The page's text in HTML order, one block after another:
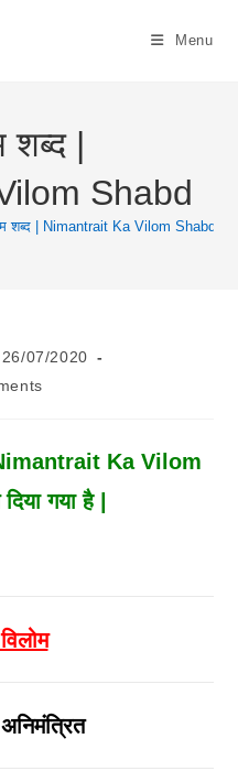
Menu
शब्द |
Shabd
शब्द | Nimantrait Ka Vilom Shabd
26/07/2020
Nimantrait Ka Vilom
गया है |